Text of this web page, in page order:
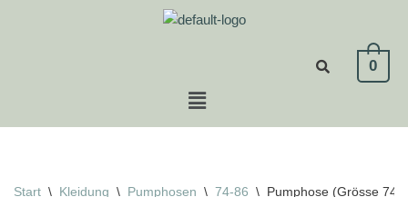
0
Start \ Kleidung \ Pumphosen \ 74-86 \ Pumphose (Grösse 74-